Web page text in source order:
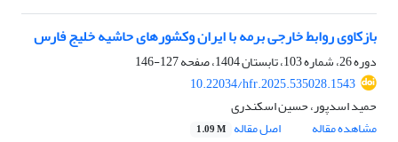
بازکاوی روابط خارجی برمه با ایران وکشورهای حاشیه خلیج فارس
دوره 26، شماره 103، تابستان 1404، صفحه
127-146
10.22034/hfr.2025.535028.1543
حمید اسدپور، حسین اسکندری
مشاهده مقاله
اصل مقاله 1.09 M